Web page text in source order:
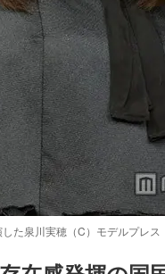
した泉川実穂（C）モデルプレス